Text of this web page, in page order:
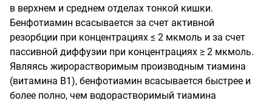
в верхнем и среднем отделах тонкой кишки.
Бенфотиамин всасывается за счет активной
резорбции при концентрациях ≤ 2 мкмоль и за счет
пассивной диффузии при концентрациях ≥ 2 мкмоль.
Являясь жирорастворимым производным тиамина
(витамина B1), бенфотиамин всасывается быстрее и
более полно, чем водорастворимый тиамина